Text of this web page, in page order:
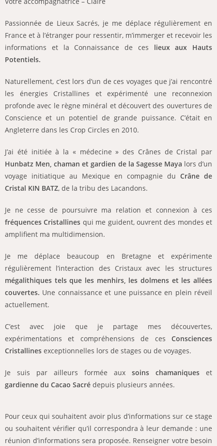
Passionnée de Lieux Sacrés, je me déplace régulièrement en
France et à l’étranger pour ressentir, m’immerger et recevoir les
informations et la Connaissance de ces lieux aux Hauts
Potentiels.
Naturellement, c’est lors d’un de ces voyages que j’ai rencontré
les énergies Cristallines et expérimenté une reconnexion
profonde avec le règne minéral et découvert des ouvertures de
Conscience et un potentiel de grande puissance. C’était en
Angleterre dans les Crop Circles en 2010.
J’ai été initiée à la « médecine » des Crânes de Cristal par
Hunbatz Men, chaman et gardien de la Sagesse Maya lors d’un
voyage initiatique au Mexique en compagnie du Crâne de
Cristal KIN BATZ, de la tribu des Lacandons.
Je ne cesse de poursuivre ma relation et connexion à ces
fréquences Cristallines qui me guident, ouvrent des mondes et
amplifient ma multidimension.
Je me déplace beaucoup en Bretagne et expérimente
régulièrement l’interaction des Cristaux avec les structures
mégalithiques tels que les menhirs, les dolmens et les allées
couvertes. Une connaissance et une puissance en plein réveil
actuellement.
C’est avec joie que je partage mes découvertes,
expérimentations et compréhensions de ces Consciences
Cristallines exceptionnelles lors de stages ou de voyages.
Je suis par ailleurs formée aux soins chamaniques et
gardienne du Cacao Sacré depuis plusieurs années.
Pour ceux qui souhaitent avoir plus d’informations sur ce stage
ou souhaitent vérifier qu’il correspondra à leur demande : une
réunion d’informations sera proposée. Renseigner votre besoin